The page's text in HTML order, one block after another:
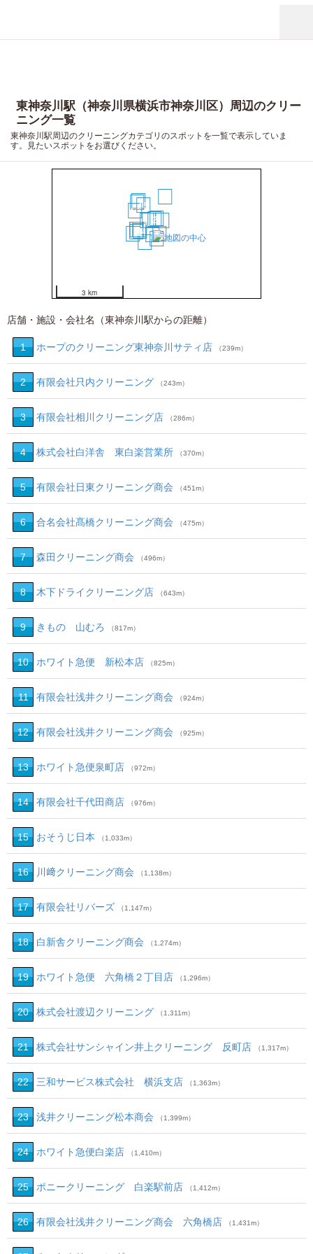
東神奈川駅（神奈川県横浜市神奈川区）周辺のクリー
ニング一覧
東神奈川駅周辺のクリーニングカテゴリのスポットを一覧で表示していま
す。見たいスポットをお選びください。
1
2
4
5
6
78
9
10
11
12
13
14
15
16
17
19
20
3 km
店舗・施設・会社名（東神奈川駅からの距離）
1 ホープのクリーニング東神奈川サティ店 （239m）
2 有限会社只内クリーニング （243m）
3 有限会社相川クリーニング店 （286m）
4 株式会社白洋舎 東白楽営業所 （370m）
5 有限会社日東クリーニング商会 （451m）
6 合名会社髙橋クリーニング商会 （475m）
7 森田クリーニング商会 （496m）
8 木下ドライクリーニング店 （643m）
9 きもの 山むろ （817m）
10 ホワイト急便 新松本店 （825m）
11 有限会社浅井クリーニング商会 （924m）
12 有限会社浅井クリーニング商会 （925m）
13 ホワイト急便泉町店 （972m）
14 有限会社千代田商店 （976m）
15 おそうじ日本 （1,033m）
16 川﨑クリーニング商会 （1,138m）
17 有限会社リバーズ （1,147m）
18 白新舎クリーニング商会 （1,274m）
19 ホワイト急便 六角橋２丁目店 （1,296m）
20 株式会社渡辺クリーニング （1,311m）
21 株式会社サンシャイン井上クリーニング 反町店 （1,317m）
22 三和サービス株式会社 横浜支店 （1,363m）
23 浅井クリーニング松本商会 （1,399m）
24 ホワイト急便白楽店 （1,410m）
25 ポニークリーニング 白楽駅前店 （1,412m）
26 有限会社浅井クリーニング商会 六角橋店 （1,431m）